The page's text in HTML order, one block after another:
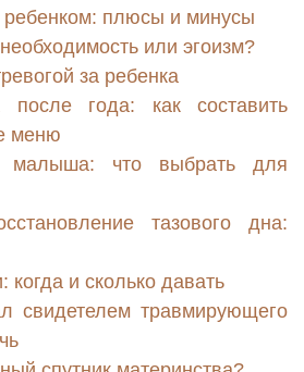
плюсы и минусы
или эгоизм?
за ребенка
после года: как составить
меню
малыша: что выбрать для
тазового дна:
когда и сколько давать
свидетелем травмирующего